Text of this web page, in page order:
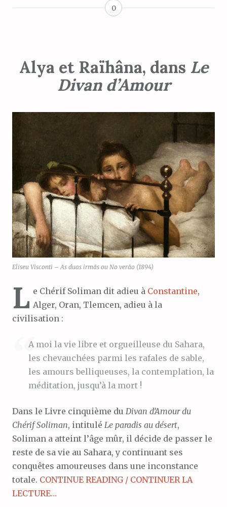
0
Alya et Raïhâna, dans Le
Divan d’Amour
Eliseu Visconti – As duas irmãs ou No verão (1894)
L e Chérif Soliman dit adieu à Constantine,
Alger, Oran, Tlemcen, adieu à la
civilisation :
A moi la vie libre et orgueilleuse du Sahara,
les chevauchées parmi les rafales de sable,
les amours belliqueuses, la contemplation, la
méditation, jusqu’à la mort !
Dans le Livre cinquième du Divan d’Amour du
Chérif Soliman, intitulé Le paradis au désert,
Soliman a atteint l’âge mûr, il décide de passer le
reste de sa vie au Sahara, y continuant ses
conquêtes amoureuses dans une inconstance
totale. CONTINUE READING / CONTINUER LA
LECTURE…